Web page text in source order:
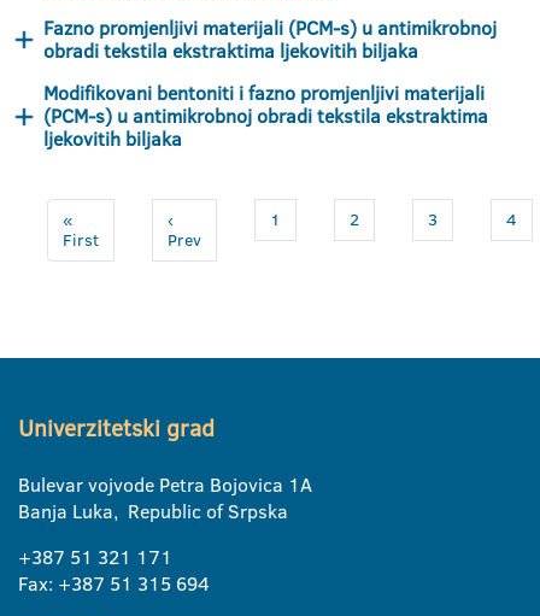
Fazno promjenljivi materijali (PCM-s) u antimikrobnoj
obradi tekstila ekstraktima ljekovitih biljaka
Modifikovani bentoniti i fazno promjenljivi materijali
(PCM-s) u antimikrobnoj obradi tekstila ekstraktima
ljekovitih biljaka
«
First
‹
Prev
1 2 3 4
Univerzitetski grad
Bulevar vojvode Petra Bojovica 1A
Banja Luka, Republic of Srpska
+387 51 321 171
Fax: +387 51 315 694